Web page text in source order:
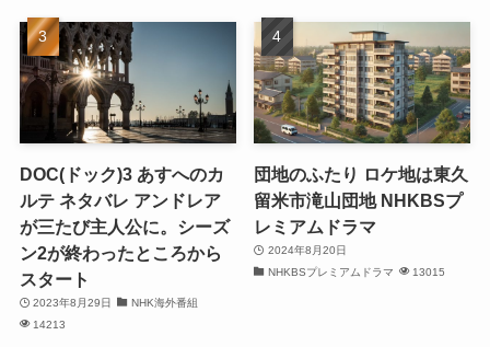
DOC(ドック)3 あすへのカ
ルテ ネタバレ アンドレア
が三たび主人公に。シーズ
ン2が終わったところから
スタート
2023年8月29日
NHK海外番組
14213
団地のふたり ロケ地は東久
留米市滝山団地 NHKBSプ
レミアムドラマ
2024年8月20日
NHKBSプレミアムドラマ
13015